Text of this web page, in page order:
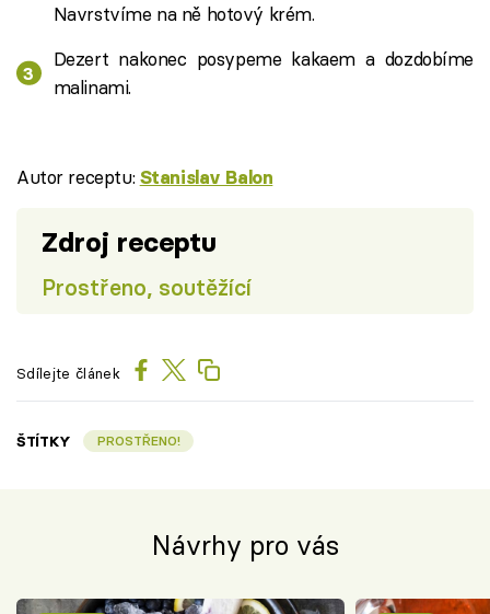
Navrstvíme na ně hotový krém.
Dezert nakonec posypeme kakaem a dozdobíme
malinami.
Autor receptu: Stanislav Balon
Zdroj receptu
Prostřeno, soutěžící
Sdílejte článek
ŠTÍTKY PROSTŘENO!
Návrhy pro vás